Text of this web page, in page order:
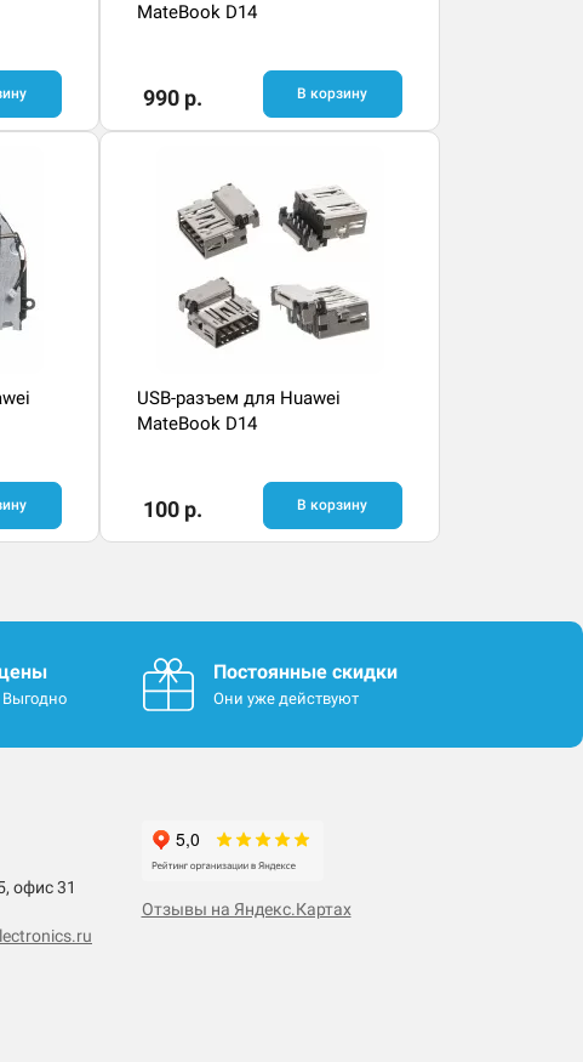
MateBook D14
990 р. В корзину
USB-разъем для Huawei
MateBook D14
100 р. В корзину
Выгодно
Постоянные скидки
Они уже действуют
офис 31
Отзывы на Яндекс.Картах